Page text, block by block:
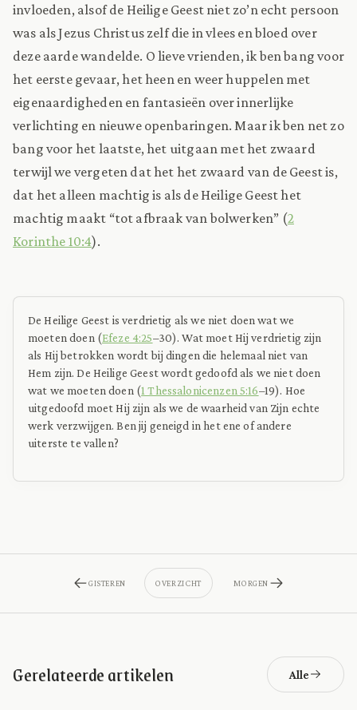
invloeden, alsof de Heilige Geest niet zo’n echt persoon
was als Jezus Christus zelf die in vlees en bloed over
deze aarde wandelde. O lieve vrienden, ik ben bang voor
het eerste gevaar, het heen en weer huppelen met
eigenaardigheden en fantasieën over innerlijke
verlichting en nieuwe openbaringen. Maar ik ben net zo
bang voor het laatste, het uitgaan met het zwaard
terwijl we vergeten dat het het zwaard van de Geest is,
dat het alleen machtig is als de Heilige Geest het
machtig maakt “tot afbraak van bolwerken” (2
Korinthe 10:4).
De Heilige Geest is verdrietig als we niet doen wat we
moeten doen (Efeze 4:25–30). Wat moet Hij verdrietig zijn
als Hij betrokken wordt bij dingen die helemaal niet van
Hem zijn. De Heilige Geest wordt gedoofd als we niet doen
wat we moeten doen (1 Thessalonicenzen 5:16–19). Hoe
uitgedoofd moet Hij zijn als we de waarheid van Zijn echte
werk verzwijgen. Ben jij geneigd in het ene of andere
uiterste te vallen?
GISTEREN OVERZICHT MORGEN
Gerelateerde artikelen Alle